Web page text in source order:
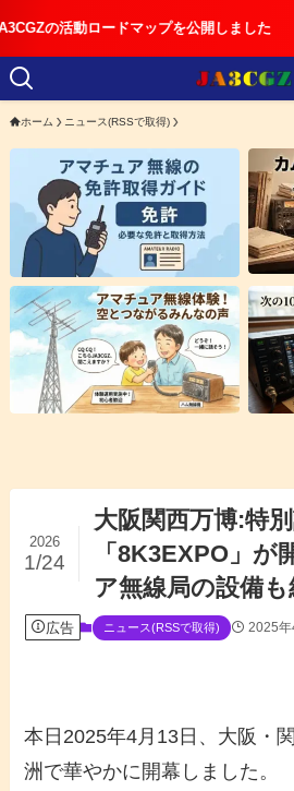
プを公開しました
ホーム ニュース(RSSで取得)
大阪関西万博:特
「8K3EXPO」が
ア無線局の設備も
2026
1/24
広告 ニュース(RSSで取得) 2025年
本日2025年4月13日、大阪・
洲で華やかに開幕しました。